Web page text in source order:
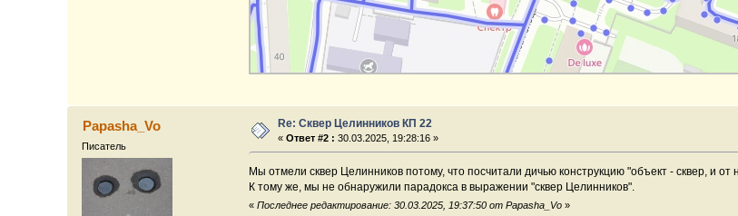
Papasha_Vo
Писатель
Re: Сквер Целинников КП 22
«Ответ #2 : 30.03.2025, 19:28:16 »
Мы отмели сквер Целинников потому, что посчитали дичью конструкцию "объект - сквер, и от
К тому же, мы не обнаружили парадокса в выражении "сквер Целинников".
«Последнее редактирование: 30.03.2025, 19:37:50 от Papasha_Vo »